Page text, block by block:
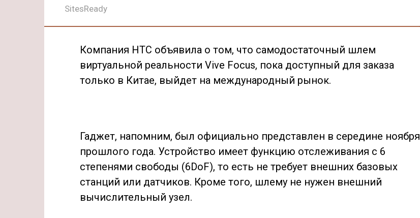
SitesReady
Компания HTC объявила о том, что самодостаточный шлем
виртуальной реальности Vive Focus, пока доступный для заказа
только в Китае, выйдет на международный рынок.
Гаджет, напомним, был официально представлен в середине ноября
прошлого года. Устройство имеет функцию отслеживания с 6
степенями свободы (6DoF), то есть не требует внешних базовых
станций или датчиков. Кроме того, шлему не нужен внешний
вычислительный узел.